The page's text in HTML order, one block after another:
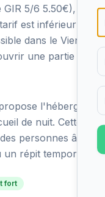
GIR 5/6 5.50€), soit
est inférieur à la
dans le Vienne.
une partie
de nuit. Cette
personnes âgées
répit temporaire.
fort